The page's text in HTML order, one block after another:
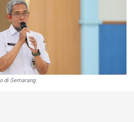
di Semarang.